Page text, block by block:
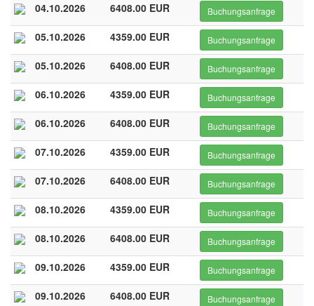
04.10.2026 6408.00 EUR Buchungsanfrage
05.10.2026 4359.00 EUR Buchungsanfrage
05.10.2026 6408.00 EUR Buchungsanfrage
06.10.2026 4359.00 EUR Buchungsanfrage
06.10.2026 6408.00 EUR Buchungsanfrage
07.10.2026 4359.00 EUR Buchungsanfrage
07.10.2026 6408.00 EUR Buchungsanfrage
08.10.2026 4359.00 EUR Buchungsanfrage
08.10.2026 6408.00 EUR Buchungsanfrage
09.10.2026 4359.00 EUR Buchungsanfrage
09.10.2026 6408.00 EUR Buchungsanfrage